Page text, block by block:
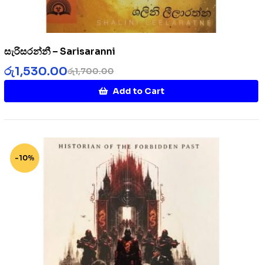
සැරිසරන්නී – Sarisaranni
රු1,700.00
රු1,530.00
Add to Cart
-10%